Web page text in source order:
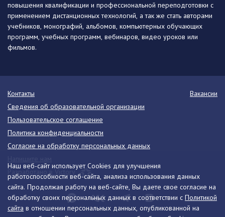
Наш веб-сайт использует Cookies для улучшения
работоспособности веб-сайта, анализа использования данных
сайта. Продолжая работу на веб-сайте, Вы даете свое согласие на
обработку своих персональных данных в соответствии с Политикой
сайта в отношении персональных данных, опубликованной на
повышения квалификации и профессиональной переподготовки с
применением дистанционных технологий, а так же стать авторами
учебников, монографий, альбомов, компьютерных обучающих
программ, учебных программ, вебинаров, видео уроков или
фильмов.
Контакты
Вакансии
Сведения об образовательной организации
Пользовательское соглашение
Политика конфиденциальности
Согласие на обработку персональных данных
Разработано в Victory